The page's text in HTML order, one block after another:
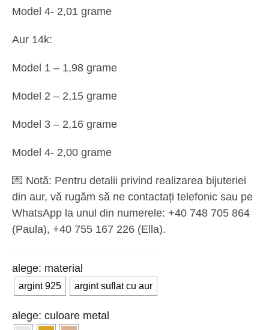
Model 4- 2,01 grame
Aur 14k:
Model 1 – 1,98 grame
Model 2 – 2,15 grame
Model 3 – 2,16 grame
Model 4- 2,00 grame
💌 Notă: Pentru detalii privind realizarea bijuteriei
din aur, vă rugăm să ne contactați telefonic sau pe
WhatsApp la unul din numerele: +40 748 705 864
(Paula), ‪+40 755 167 226‬ (Ella).
material
argint 925 argint suflat cu aur
culoare metal